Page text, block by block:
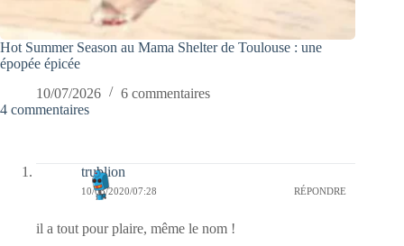
Hot Summer Season au Mama Shelter de Toulouse : une
épopée épicée
10/07/2026
6 commentaires
4 commentaires
trublion
10/03/2020/07:28 RÉPONDRE
il a tout pour plaire, même le nom !